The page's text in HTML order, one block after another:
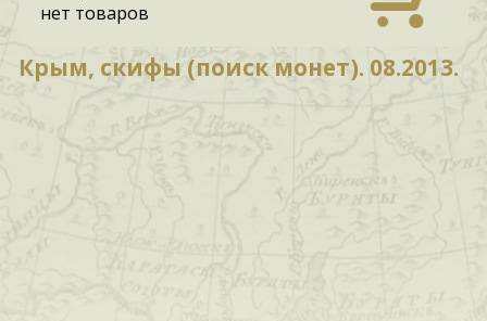
нет товаров
Крым, скифы (поиск монет). 08.2013.